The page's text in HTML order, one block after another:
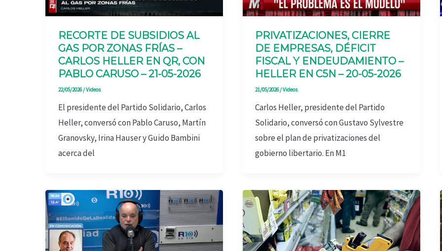
RECORTE DE SUBSIDIOS AL
GAS POR ZONAS FRÍAS –
CARLOS HELLER EN QR, CON
PABLO CARUSO – 21-05-2026
22/05/2026/Videos
El presidente del Partido Solidario, Carlos
Heller, conversó con Pablo Caruso, Martín
Granovsky, Irina Hauser y Guido Bambini
acerca del
PRIVATIZACIONES, CIERRE
DE EMPRESAS, DÉFICIT
FISCAL Y ENDEUDAMIENTO –
HELLER EN C5N – 20-05-2026
21/05/2026/Videos
Carlos Heller, presidente del Partido
Solidario, conversó con Gustavo Sylvestre
sobre el plan de privatizaciones del
gobierno libertario. En M1